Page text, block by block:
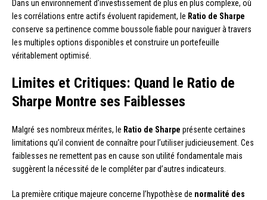
Dans un environnement d’investissement de plus en plus complexe, où
les corrélations entre actifs évoluent rapidement, le Ratio de Sharpe
conserve sa pertinence comme boussole fiable pour naviguer à travers
les multiples options disponibles et construire un portefeuille
véritablement optimisé.
Limites et Critiques: Quand le Ratio de
Sharpe Montre ses Faiblesses
Malgré ses nombreux mérites, le Ratio de Sharpe présente certaines
limitations qu’il convient de connaître pour l’utiliser judicieusement. Ces
faiblesses ne remettent pas en cause son utilité fondamentale mais
suggèrent la nécessité de le compléter par d’autres indicateurs.
La première critique majeure concerne l’hypothèse de normalité des